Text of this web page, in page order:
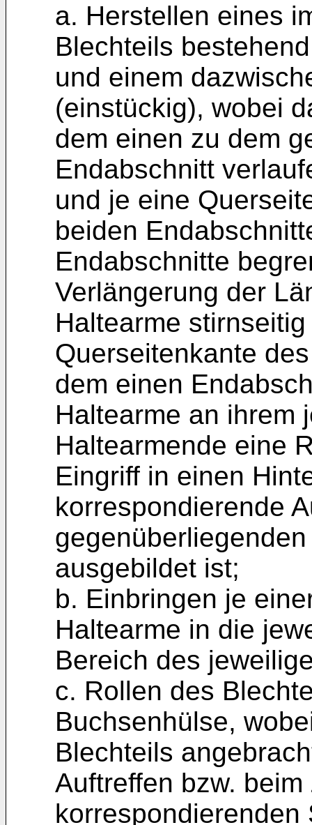
a. Herstellen eines
Blechteils
und einem
(einstückig), wobei
dem einen zu dem
Endabschnitt
und je eine
beiden
Endabschnitte
Verlängerung der
Haltearme
Querseitenkante
dem einen
Haltearme an ihrem
Haltearmende eine
Eingriff in einen
korrespondierende
ausgebildet ist;
b. Einbringen je
Haltearme in die
Bereich des
c. Rollen des
Buchsenhülse,
Blechteils
Auftreffen bzw.
korrespondierenden